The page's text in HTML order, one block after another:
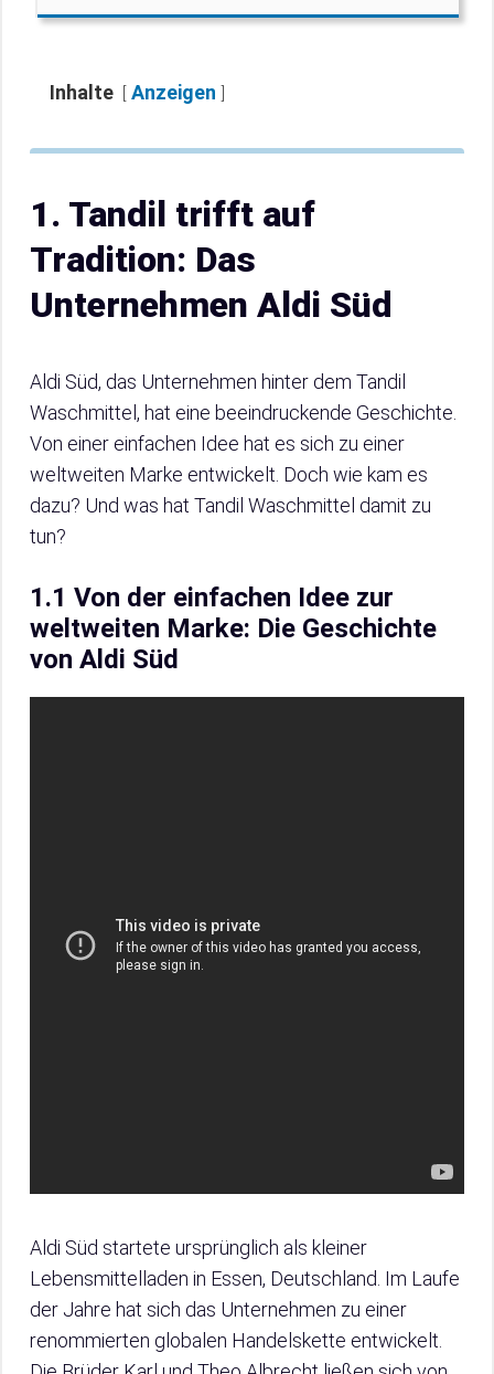
Inhalte Anzeigen
1. Tandil trifft auf
Tradition: Das
Unternehmen Aldi Süd
Aldi Süd, das Unternehmen hinter dem Tandil
Waschmittel, hat eine beeindruckende Geschichte.
Von einer einfachen Idee hat es sich zu einer
weltweiten Marke entwickelt. Doch wie kam es
dazu? Und was hat Tandil Waschmittel damit zu
tun?
1.1 Von der einfachen Idee zur
weltweiten Marke: Die Geschichte
von Aldi Süd
Aldi Süd startete ursprünglich als kleiner
Lebensmittelladen in Essen, Deutschland. Im Laufe
der Jahre hat sich das Unternehmen zu einer
renommierten globalen Handelskette entwickelt.